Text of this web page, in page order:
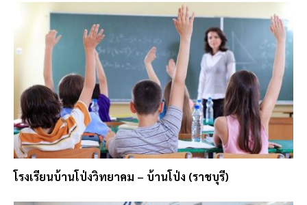
โรงเรียนบ้านโป่งวิทยาคม – บ้านโป่ง (ราชบุรี)